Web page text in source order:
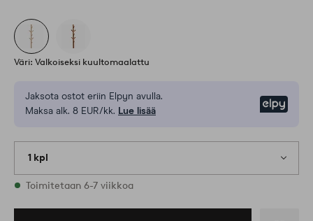
Väri: Valkoiseksi kuultomaalattu
Jaksota ostot eriin Elpyn avulla.
Maksa alk. 8 EUR/kk. Lue lisää
1 kpl
Varastossa
Toimitetaan 6-7 viikkoa